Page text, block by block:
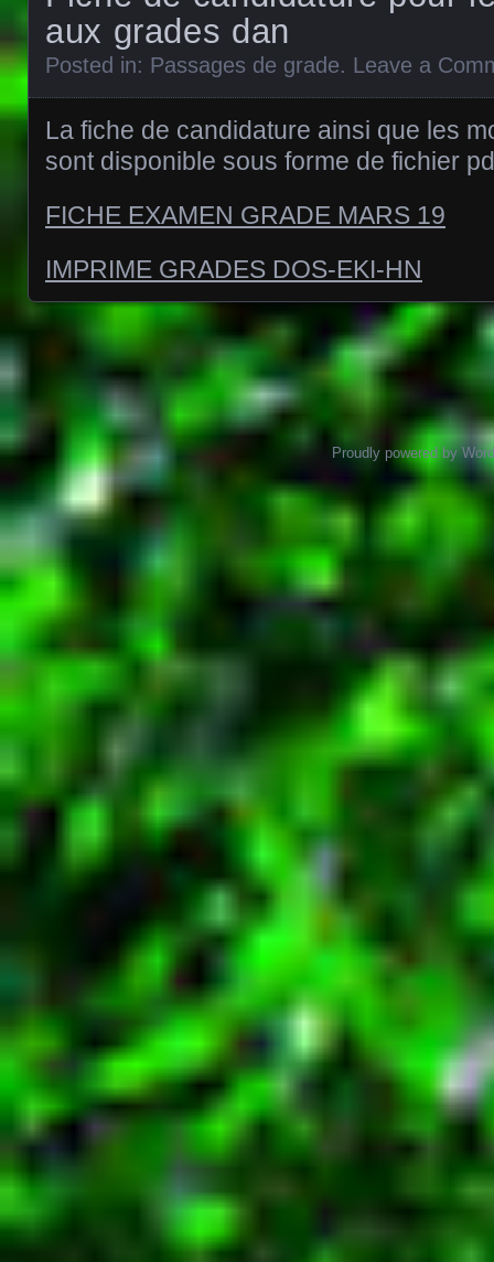
aux grades dan
Posted in: Passages de grade. Leave a
La fiche de candidature ainsi que les
sont disponible sous forme de fichier
FICHE EXAMEN GRADE MARS 19
IMPRIME GRADES DOS-EKI-HN
Posts navigation
Proudly powered by